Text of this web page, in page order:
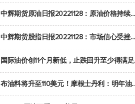
中辉期货原油日报20221128：原油价格持续下降，市场关注OPEC+新一轮产能政策
中辉期货股指日报20221128：市场信心受挫，股指全线回调
国际油价创11个月新低，止跌回升至少得满足二大条件之一
布油料将升至110美元！摩根士丹利：明年油市面临七大不确定性